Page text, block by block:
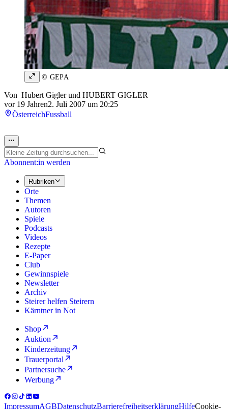
© GEPA
Von Hubert Giglerund HUBERT GIGLER
vor 19 Jahren2. Juli 2007 um 20:25
ÖsterreichFussball
Abonnent:in werden
Rubriken
Orte
Themen
Autoren
Spiele
Podcasts
Videos
Rezepte
E-Paper
Club
Gewinnspiele
Newsletter
Archiv
Steirer helfen Steirern
Kärntner in Not
Shop
Auktion
Kinderzeitung
Trauerportal
Partnersuche
Werbung
ImpressumAGBDatenschutzBarrierefreiheitserklärungHilfeCookie-